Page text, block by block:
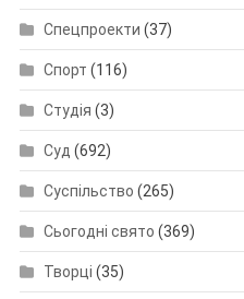
Спецпроекти (37)
Спорт (116)
Студія (3)
Суд (692)
Суспільство (265)
Сьогодні свято (369)
Творці (35)